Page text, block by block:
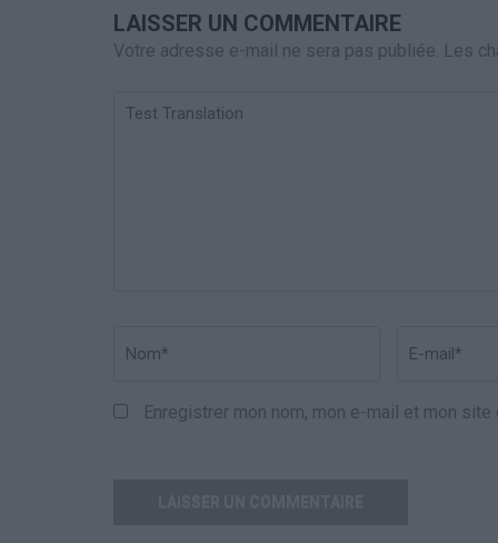
LAISSER UN COMMENTAIRE
Votre adresse e-mail ne sera pas publiée. Les
Test
Enregistrer mon nom, mon e-mail et mon